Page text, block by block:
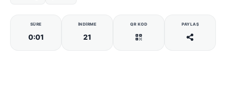
SÜRE
0:01
İNDIRME
21
QR KOD PAYLAŞ